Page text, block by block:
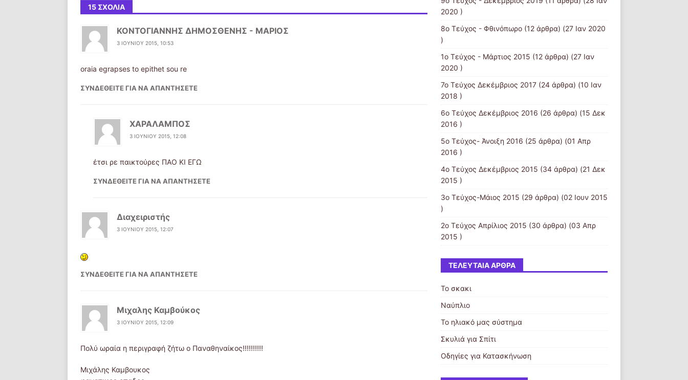
15 ΣΧΌΛΙΑ
ΚΟΝΤΟΓΙΑΝΝΗΣ ΔΗΜΟΣΘΕΝΗΣ - ΜΑΡΙΟΣ
3 ΙΟΥΝΊΟΥ 2015, 10:53
oraia egrapses to epithet sou re
ΣΥΝΔΕΘΕΊΤΕ ΓΙΑ ΝΑ ΑΠΑΝΤΉΣΕΤΕ
ΧΑΡΑΛΑΜΠΟΣ
3 ΙΟΥΝΊΟΥ 2015, 12:08
έτσι ρε παικτούρες ΠΑΟ ΚΙ ΕΓΩ
ΣΥΝΔΕΘΕΊΤΕ ΓΙΑ ΝΑ ΑΠΑΝΤΉΣΕΤΕ
Διαχειριστής
3 ΙΟΥΝΊΟΥ 2015, 12:07
ΣΥΝΔΕΘΕΊΤΕ ΓΙΑ ΝΑ ΑΠΑΝΤΉΣΕΤΕ
Μιχαλης Καμβούκος
3 ΙΟΥΝΊΟΥ 2015, 12:09
Πολύ ωραία η περιγραφή ζήτω ο Παναθηναίκος!!!!!!!!!!
Μιχάλης Καμβουκος
2020 )
8ο Τεύχος - Φθινόπωρο(12 άρθρα) (27 Ιαν 2020
)
1ο Τεύχος - Μάρτιος 2015 (12 άρθρα) (27 Ιαν
2020 )
7ο Τεύχος Δεκέμβριος 2017(24 άρθρα) (10 Ιαν
2018 )
6ο Τεύχος Δεκέμβριος 2016 (26 άρθρα) (15 Δεκ
2016 )
5ο Τεύχος- Άνοιξη 2016 (25 άρθρα) (01 Απρ
2016 )
4ο Τεύχος Δεκέμβριος 2015 (34 άρθρα) (21 Δεκ
2015 )
3ο Τεύχος-Μάιος 2015 (29 άρθρα) (02 Ιουν 2015
)
2ο Τεύχος Απρίλιος 2015 (30 άρθρα) (03 Απρ
2015 )
ΤΕΛΕΥΤΑΊΑ ΆΡΘΡΑ
Το σκακι
Ναύπλιο
Το ηλιακό μας σύστημα
Σκυλιά για Σπίτι
Οδηγίες για Κατασκήνωση